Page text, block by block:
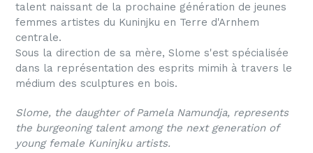
talent naissant de la prochaine génération de jeunes
femmes artistes du Kuninjku en Terre d'Arnhem
centrale.
Sous la direction de sa mère, Slome s'est spécialisée
dans la représentation des esprits mimih à travers le
médium des sculptures en bois.
Slome, the daughter of Pamela Namundja, represents
the burgeoning talent among the next generation of
young female Kuninjku artists.